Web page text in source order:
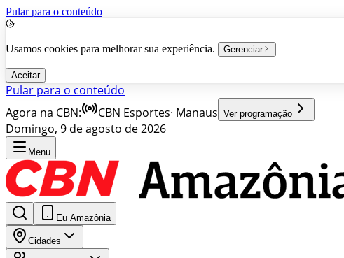
Pular para o conteúdo
Usamos cookies para melhorar sua experiência. Gerenciar
Aceitar
Pular para o conteúdo
Agora na CBN:
CBN Esportes· Manaus Ver programação
Domingo, 9 de agosto de 2026
Menu
Eu Amazônia
Cidades